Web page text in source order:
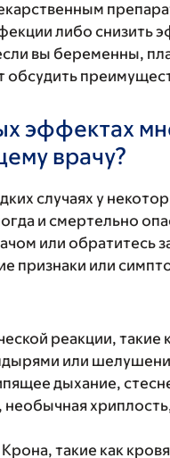
либо снизить
вы беременны,
эффектах
врачу?
случаях у
и смертельно
или обратитесь
признаки или
реакции,
или
дыхание,
необычная
такие как